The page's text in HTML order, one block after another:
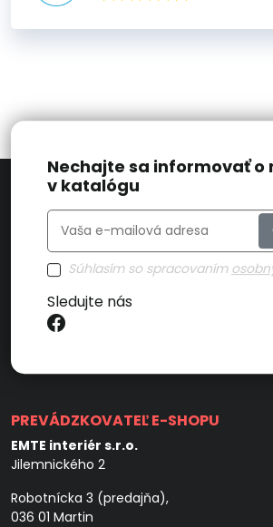
Nechajte sa informovať o
v katalógu
Súhlasím so spracovaním
Sledujte nás
PREVÁDZKOVATEĽ E-SHOPU
EMTE interiér s.r.o.
Jilemnického 2
Robotnícka 3 (predajňa),
036 01 Martin